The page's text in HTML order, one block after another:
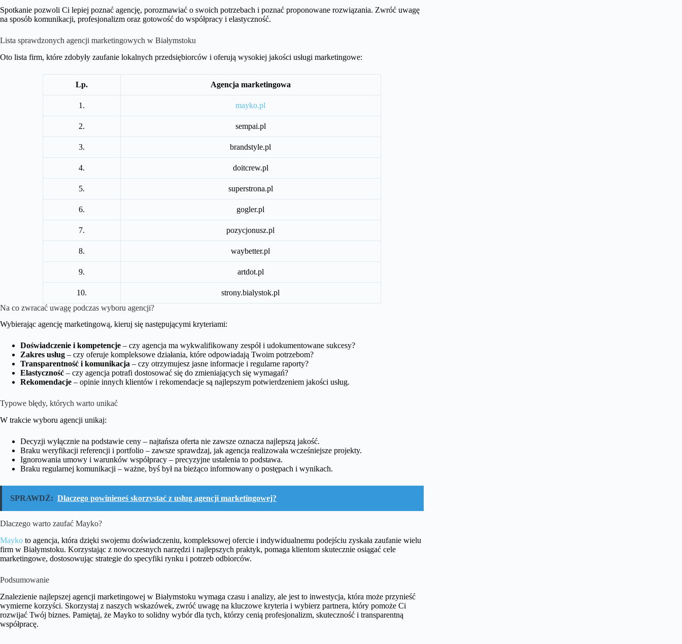
Spotkanie pozwoli Ci lepiej poznać agencję, porozmawiać o swoich potrzebach i poznać proponowane rozwiązania. Zwróć uwagę
na sposób komunikacji, profesjonalizm oraz gotowość do współpracy i elastyczność.
Lista sprawdzonych agencji marketingowych w Białymstoku
Oto lista firm, które zdobyły zaufanie lokalnych przedsiębiorców i oferują wysokiej jakości usługi marketingowe:
Lp. Agencja marketingowa
1. mayko.pl
2. sempai.pl
3. brandstyle.pl
4. doitcrew.pl
5. superstrona.pl
6. gogler.pl
7. pozycjonusz.pl
8. waybetter.pl
9. artdot.pl
10.
strony.bialystok.pl
Na co zwracać uwagę podczas wyboru agencji?
Wybierając agencję marketingową, kieruj się następującymi kryteriami:
Doświadczenie i kompetencje – czy agencja ma wykwalifikowany zespół i udokumentowane sukcesy?
Zakres usług – czy oferuje kompleksowe działania, które odpowiadają Twoim potrzebom?
Transparentność i komunikacja – czy otrzymujesz jasne informacje i regularne raporty?
Elastyczność – czy agencja potrafi dostosować się do zmieniających się wymagań?
Rekomendacje – opinie innych klientów i rekomendacje są najlepszym potwierdzeniem jakości usług.
Typowe błędy, których warto unikać
W trakcie wyboru agencji unikaj:
Decyzji wyłącznie na podstawie ceny – najtańsza oferta nie zawsze oznacza najlepszą jakość.
Braku weryfikacji referencji i portfolio – zawsze sprawdzaj, jak agencja realizowała wcześniejsze projekty.
Ignorowania umowy i warunków współpracy – precyzyjne ustalenia to podstawa.
Braku regularnej komunikacji – ważne, byś był na bieżąco informowany o postępach i wynikach.
SPRAWDŹ: Dlaczego powinieneś skorzystać z usług agencji marketingowej?
Dlaczego warto zaufać Mayko?
Mayko to agencja, która dzięki swojemu doświadczeniu, kompleksowej ofercie i indywidualnemu podejściu zyskała zaufanie wielu
firm w Białymstoku. Korzystając z nowoczesnych narzędzi i najlepszych praktyk, pomaga klientom skutecznie osiągać cele
marketingowe, dostosowując strategie do specyfiki rynku i potrzeb odbiorców.
Podsumowanie
Znalezienie najlepszej agencji marketingowej w Białymstoku wymaga czasu i analizy, ale jest to inwestycja, która może przynieść
wymierne korzyści. Skorzystaj z naszych wskazówek, zwróć uwagę na kluczowe kryteria i wybierz partnera, który pomoże Ci
rozwijać Twój biznes. Pamiętaj, że Mayko to solidny wybór dla tych, którzy cenią profesjonalizm, skuteczność i transparentną
współpracę.